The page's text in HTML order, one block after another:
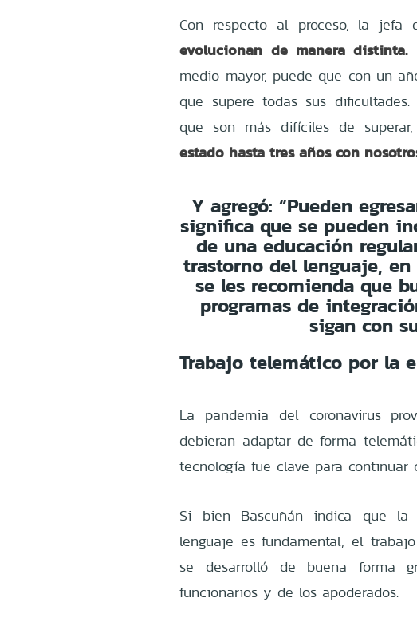
Con respecto al proceso, la jefa
evolucionan de manera distinta.
medio mayor, puede que con un
que supere todas sus
que son más difíciles de superar,
estado hasta tres años con
Y agregó: “Pueden
significa que se pueden
de una educación
trastorno del lenguaje, en
se les recomienda que
programas de
sigan con
Trabajo telemático por la
La pandemia del coronavirus
debieran adaptar de forma
tecnología fue clave para continuar
Si bien Bascuñán indica que la
lenguaje es fundamental, el
se desarrolló de buena forma
funcionarios y de los apoderados.